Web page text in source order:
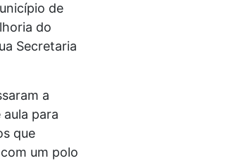
de
do
Secretaria
a
para
que
um polo